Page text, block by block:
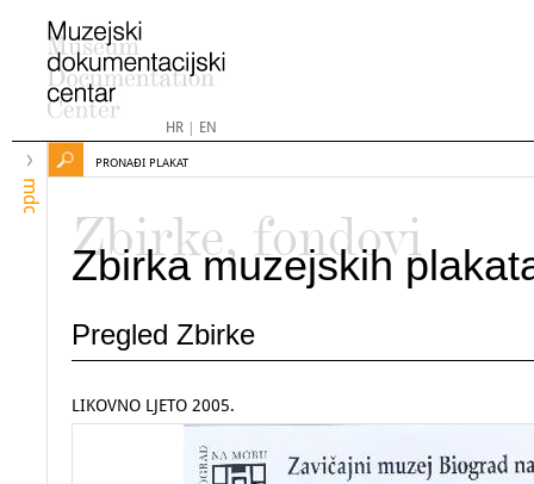
HR| EN
mdc
PRONAĐI PLAKAT
Zbirke, fondovi
Zbirka muzejskih
Pregled Zbirke
LIKOVNO LJETO 2005.